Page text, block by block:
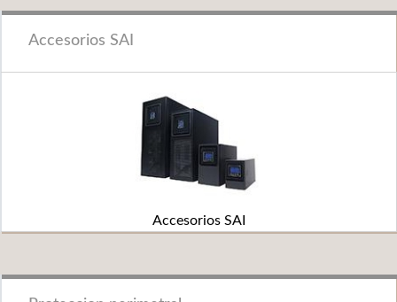
Accesorios SAI
Accesorios SAI